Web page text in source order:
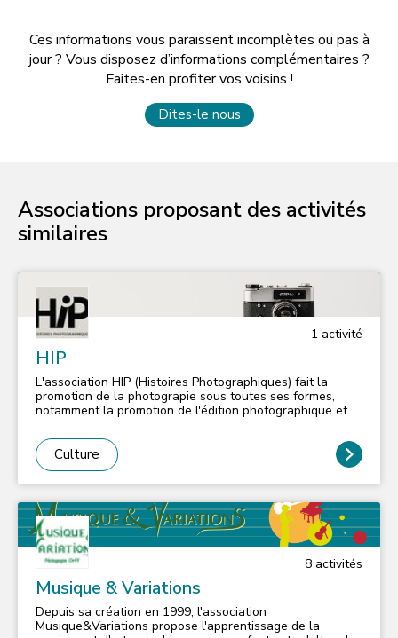
Ces informations vous paraissent incomplètes ou pas à
jour ? Vous disposez d’informations complémentaires ?
Faites-en profiter vos voisins !
Dites-le nous
Associations proposant des activités
similaires
1 activité
HIP
L'association HIP (Histoires Photographiques) fait la
promotion de la photograpie sous toutes ses formes,
notamment la promotion de l'édition photographique et
Culture
8 activités
Musique & Variations
Depuis sa création en 1999, l'association
Musique&Variations propose l'apprentissage de la